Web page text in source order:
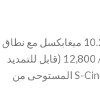
‫- مستشعر CMOS Exmor R™ بإضاءة خلفية بدقة 10.2 ميغابكسل مع نطاق
ديناميكي يتجاوز 15 وقفة، ونظام ISO مزدوج 800 / 12,800 (قابل للتمديد
حتى 409,600) وألوان سينمائية بفضل ملف S-Cinetone المستوحى من